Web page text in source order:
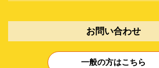
お問い合わせ
一般の方はこちら